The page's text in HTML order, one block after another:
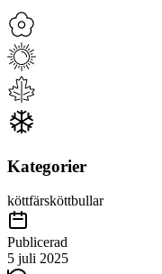
Kategorier
köttfärsköttbullar
Publicerad
5 juli 2025